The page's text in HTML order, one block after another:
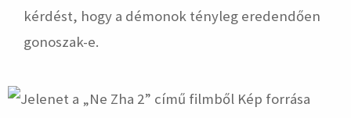
kérdést, hogy a démonok tényleg eredendően
gonoszak-e.